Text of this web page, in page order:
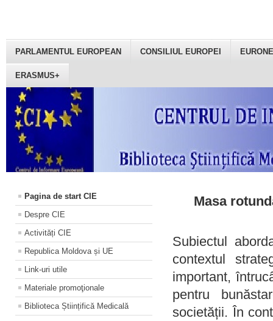
PARLAMENTUL EUROPEAN CONSILIUL EUROPEI
ERASMUS+
Pagina de start CIE
Despre CIE
Activități CIE
Republica Moldova și UE
Link-uri utile
Materiale promoţionale
Biblioteca Științifică Medicală
Masa
Subiectul
contextul
important,
pentru
societății. În